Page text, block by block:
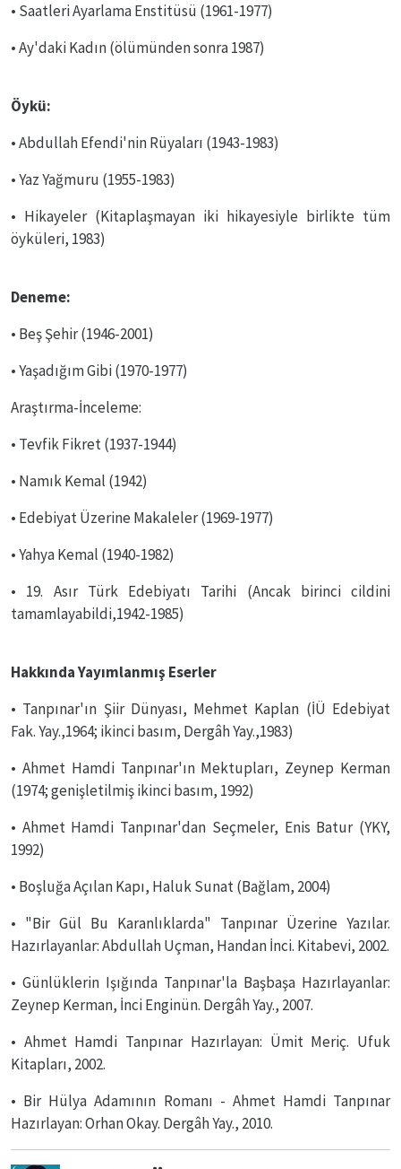
• Saatleri Ayarlama Enstitüsü (1961-1977)
• Ay'daki Kadın (ölümünden sonra 1987)
Öykü:
• Abdullah Efendi'nin Rüyaları (1943-1983)
• Yaz Yağmuru (1955-1983)
• Hikayeler (Kitaplaşmayan iki hikayesiyle birlikte tüm
öyküleri, 1983)
Deneme:
• Beş Şehir (1946-2001)
• Yaşadığım Gibi (1970-1977)
Araştırma-İnceleme:
• Tevfik Fikret (1937-1944)
• Namık Kemal (1942)
• Edebiyat Üzerine Makaleler (1969-1977)
• Yahya Kemal (1940-1982)
• 19. Asır Türk Edebiyatı Tarihi (Ancak birinci cildini
tamamlayabildi,1942-1985)
Hakkında Yayımlanmış Eserler
• Tanpınar'ın Şiir Dünyası, Mehmet Kaplan (İÜ Edebiyat
Fak. Yay.,1964; ikinci basım, Dergâh Yay.,1983)
• Ahmet Hamdi Tanpınar'ın Mektupları, Zeynep Kerman
(1974; genişletilmiş ikinci basım, 1992)
• Ahmet Hamdi Tanpınar'dan Seçmeler, Enis Batur (YKY,
1992)
• Boşluğa Açılan Kapı, Haluk Sunat (Bağlam, 2004)
• "Bir Gül Bu Karanlıklarda" Tanpınar Üzerine Yazılar.
Hazırlayanlar: Abdullah Uçman, Handan İnci. Kitabevi, 2002.
• Günlüklerin Işığında Tanpınar'la Başbaşa Hazırlayanlar:
Zeynep Kerman, İnci Enginün. Dergâh Yay., 2007.
• Ahmet Hamdi Tanpınar Hazırlayan: Ümit Meriç. Ufuk
Kitapları, 2002.
• Bir Hülya Adamının Romanı - Ahmet Hamdi Tanpınar
Hazırlayan: Orhan Okay. Dergâh Yay., 2010.